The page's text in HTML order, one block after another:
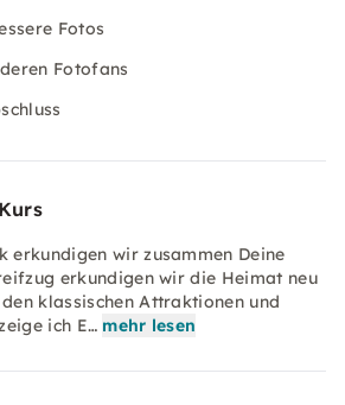
Fotos
Fotofans
erkundigen wir zusammen Deine
erkundigen wir die Heimat neu
klassischen Attraktionen und
ich E… mehr lesen